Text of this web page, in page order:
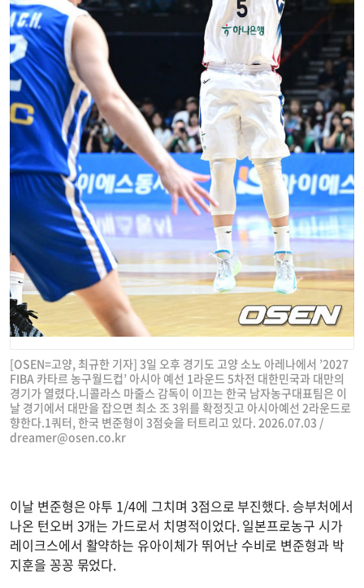
[OSEN=고양, 최규한 기자] 3일 오후 경기도 고양 소노 아레나에서 ’2027
FIBA 카타르 농구월드컵’ 아시아 예선 1라운드 5차전 대한민국과 대만의
경기가 열렸다.니콜라스 마줄스 감독이 이끄는 한국 남자농구대표팀은 이
날 경기에서 대만을 잡으면 최소 조 3위를 확정짓고 아시아예선 2라운드로
향한다.1쿼터, 한국 변준형이 3점슛을 터트리고 있다. 2026.07.03 /
dreamer@osen.co.kr
이날 변준형은 야투 1/4에 그치며 3점으로 부진했다. 승부처에서
나온 턴오버 3개는 가드로서 치명적이었다. 일본프로농구 시가
레이크스에서 활약하는 유아이체가 뛰어난 수비로 변준형과 박
지훈을 꽁꽁 묶었다.